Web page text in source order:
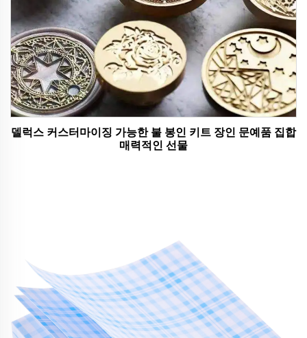
델럭스 커스터마이징 가능한 불 봉인 키트 장인 문예품 집합
매력적인 선물